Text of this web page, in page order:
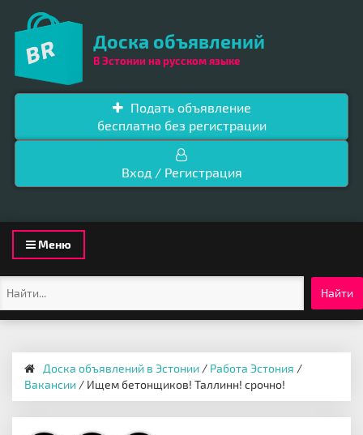
Доска объявлений
В Эстонии на русском языке
Подать объявление
бесплатно без регистрации
Вход / Регистрация
Toggle
navigation
Меню
Найти
Доска объявлений в Эстонии / Работа Эстония /
Вакансии / Ищем бетонщиков! Таллинн! срочно!